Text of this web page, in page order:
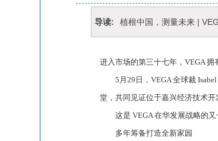
导读: 植根中国，测量未来 |
进入市场的第三十七年，VEGA 拥
5月29日，VEGA 全球裁 Isabel
堂，共同见证位于嘉兴经济技术开
这是 VEGA 在华发展战略的又
多年筹备打造全新家园